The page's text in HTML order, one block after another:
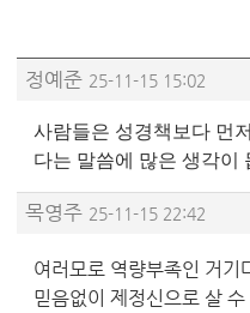
정예준 25-11-15 15:02
사람들은 성경책보다 먼저
다는 말씀에 많은 생각이
목영주 25-11-15 22:42
여러모로 역량부족인 거기
믿음없이 제정신으로 살